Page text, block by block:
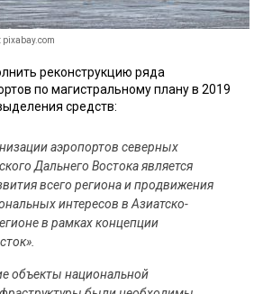
pixabay.com
реконструкцию ряда
по магистральному плану в 2019
средств:
аэропортов северных
Дальнего Востока является
всего региона и продвижения
интересов в Азиатско-
в рамках концепции
объекты национальной